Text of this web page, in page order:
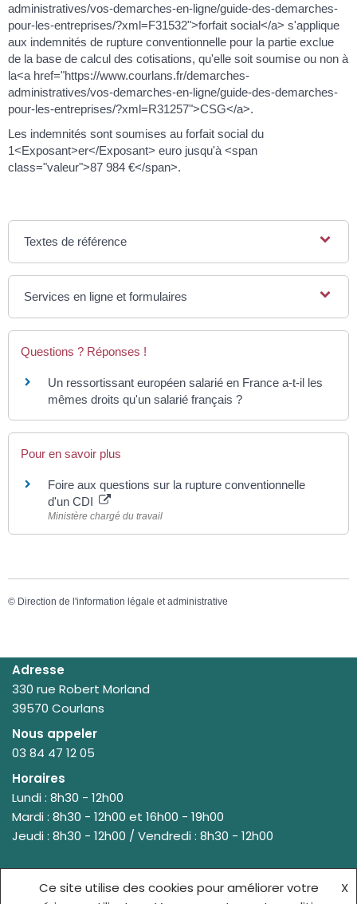
administratives/vos-demarches-en-ligne/guide-des-demarches-
pour-les-entreprises/?xml=F31532">forfait social</a> s'applique
aux indemnités de rupture conventionnelle pour la partie exclue
de la base de calcul des cotisations, qu'elle soit soumise ou non à
la<a href="https://www.courlans.fr/demarches-
administratives/vos-demarches-en-ligne/guide-des-demarches-
pour-les-entreprises/?xml=R31257">CSG</a>.
Les indemnités sont soumises au forfait social du
1<Exposant>er</Exposant> euro jusqu'à <span
class="valeur">87 984 €</span>.
Textes de référence
Services en ligne et formulaires
Questions ? Réponses !
Un ressortissant européen salarié en France a-t-il les
mêmes droits qu'un salarié français ?
Pour en savoir plus
Foire aux questions sur la rupture conventionnelle
d'un CDI
Ministère chargé du travail
© Direction de l'information légale et administrative
Adresse
330 rue Robert Morland
39570 Courlans
Nous appeler
03 84 47 12 05
Horaires
Lundi : 8h30 - 12h00
Mardi : 8h30 - 12h00 et 16h00 - 19h00
Jeudi : 8h30 - 12h00 / Vendredi : 8h30 - 12h00
© {site_title} {current_year}
Ce site utilise des cookies pour améliorer votre
X